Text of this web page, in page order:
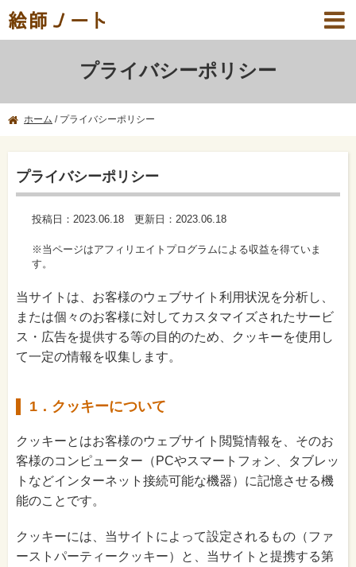
絵師ノート
プライバシーポリシー
ホーム / プライバシーポリシー
プライバシーポリシー
投稿日： 2023.06.18 更新日： 2023.06.18
※当ページはアフィリエイトプログラムによる収益を得ていま
す。
当サイトは、お客様のウェブサイト利用状況を分析し、
または個々のお客様に対してカスタマイズされたサービ
ス・広告を提供する等の目的のため、クッキーを使用し
て一定の情報を収集します。
1．クッキーについて
クッキーとはお客様のウェブサイト閲覧情報を、そのお
客様のコンピューター（PCやスマートフォン、タブレッ
トなどインターネット接続可能な機器）に記憶させる機
能のことです。
クッキーには、当サイトによって設定されるもの（ファ
ーストパーティークッキー）と、当サイトと提携する第